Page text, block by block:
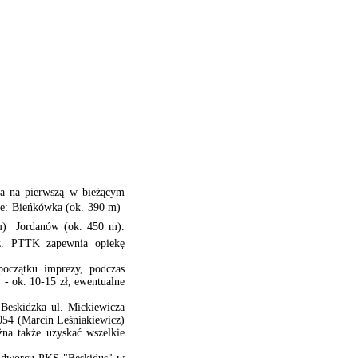
na pierwszą w bieżącym
Bieńkówka (ok. 390 m) 
 Jordanów (ok. 450 m).
zapewnia opiekę
imprezy, podczas
ok. 10-15 zł, ewentualne
ul. Mickiewicza
(Marcin Leśniakiewicz)
także uzyskać wszelkie